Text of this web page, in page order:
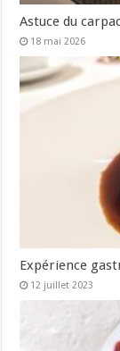
Astuce du
18 mai 2026
Expérience
12 juillet 2023